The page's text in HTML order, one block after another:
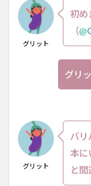
グリット
初め
（@
グリ
グリット
バリ
本に
と